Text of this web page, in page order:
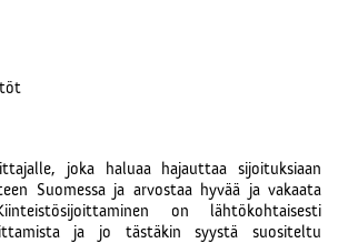
joka haluaa hajauttaa sijoituksiaan
Suomessa ja arvostaa hyvää ja vakaata
on lähtökohtaisesti
ja jo tästäkin syystä suositeltu